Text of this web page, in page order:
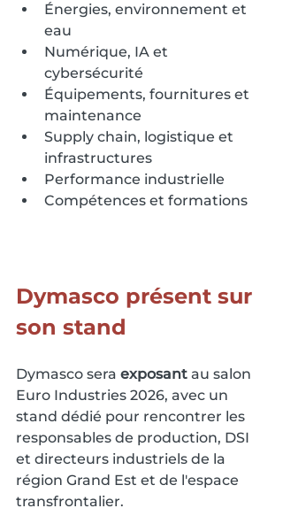
Énergies, environnement et
eau
Numérique, IA et
cybersécurité
Équipements, fournitures et
maintenance
Supply chain, logistique et
infrastructures
Performance industrielle
Compétences et formations
Dymasco présent sur
son stand
Dymasco sera exposant au salon
Euro Industries 2026, avec un
stand dédié pour rencontrer les
responsables de production, DSI
et directeurs industriels de la
région Grand Est et de l'espace
transfrontalier.